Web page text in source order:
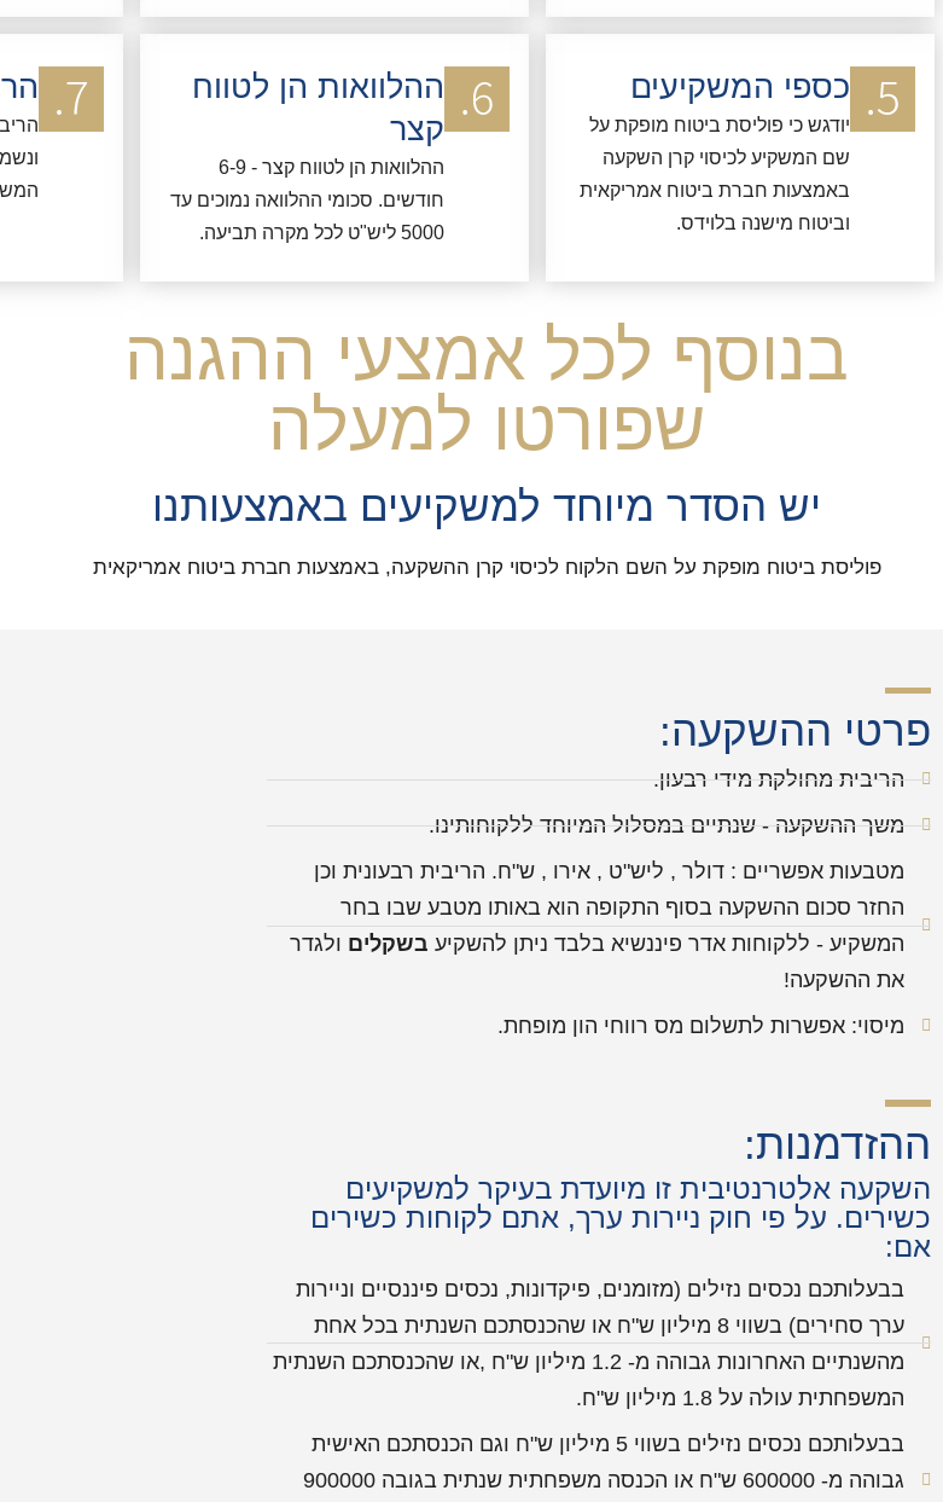
כספי המשקיעים
יודגש כי פוליסת ביטוח מופקת על
שם המשקיע לכיסוי קרן השקעה
באמצעות חברת ביטוח אמריקאית
וביטוח מישנה בלוידס.
ההלוואות הן לטווח
קצר
ההלוואות הן לטווח קצר - 6-9
חודשים. סכומי ההלוואה נמוכים עד
5000 ליש"ט לכל מקרה תביעה.
בנוסף לכל אמצעי ההגנה
שפורטו למעלה
יש הסדר מיוחד למשקיעים באמצעותנו
פוליסת ביטוח מופקת על השם הלקוח לכיסוי קרן ההשקעה, באמצעות חברת ביטוח אמריקאית
פרטי ההשקעה:
הריבית מחולקת מידי רבעון.
משך ההשקעה - שנתיים במסלול המיוחד ללקוחותינו.
מטבעות אפשריים : דולר , ליש"ט , אירו , ש"ח. הריבית רבעונית וכן
החזר סכום ההשקעה בסוף התקופה הוא באותו מטבע שבו בחר
המשקיע - ללקוחות אדר פיננשיא בלבד ניתן להשקיע בשקלים ולגדר
את ההשקעה!
מיסוי: אפשרות לתשלום מס רווחי הון מופחת.
ההזדמנות:
השקעה אלטרנטיבית זו מיועדת בעיקר למשקיעים
כשירים. על פי חוק ניירות ערך, אתם לקוחות כשירים
אם:
בבעלותכם נכסים נזילים (מזומנים, פיקדונות, נכסים פיננסיים וניירות
ערך סחירים) בשווי 8 מיליון ש"ח או שהכנסתכם השנתית בכל אחת
מהשנתיים האחרונות גבוהה מ- 1.2 מיליון ש"ח ,או שהכנסתכם השנתית
המשפחתית עולה על 1.8 מיליון ש"ח.
בבעלותכם נכסים נזילים בשווי 5 מיליון ש"ח וגם הכנסתכם האישית
גבוהה מ- 600000 ש"ח או הכנסה משפחתית שנתית בגובה 900000